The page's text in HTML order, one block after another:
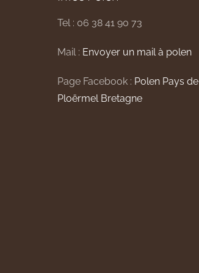
Tel : 06 38 41 90 73
Mail : Envoyer un mail à polen
Page Facebook : Polen Pays de
Ploërmel Bretagne